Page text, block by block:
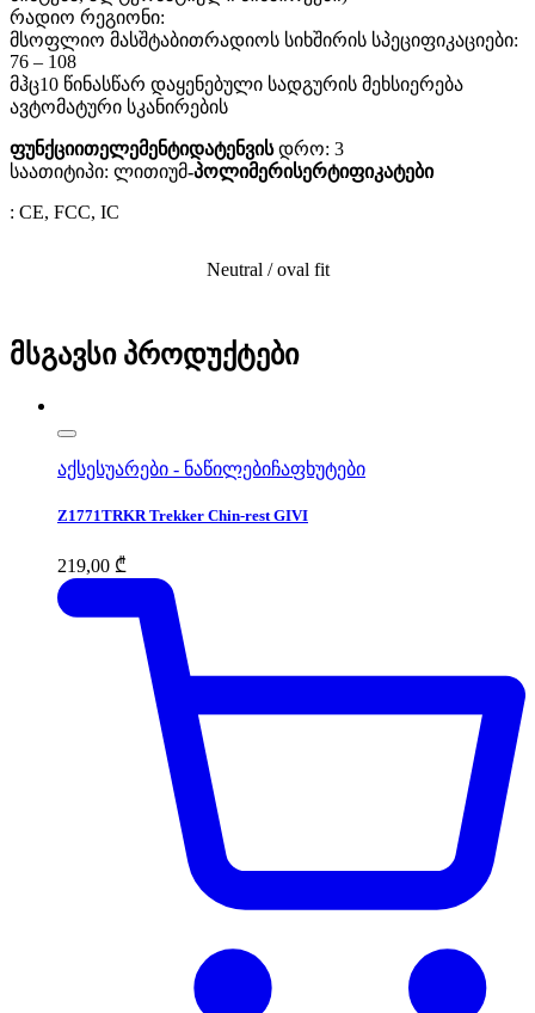
რადიო რეგიონი:
მსოფლიო მასშტაბითრადიოს სიხშირის სპეციფიკაციები:
76 – 108
მჰც10 წინასწარ დაყენებული სადგურის მეხსიერება
ავტომატური სკანირების
ფუნქციითელემენტიდატენვისდრო: 3
საათიტიპი: ლითიუმ-პოლიმერისერტიფიკატები
: CE, FCC, IC
Neutral / oval fit
მსგავსი პროდუქტები
აქსესუარები - ნაწილებიჩაფხუტები
Z1771TRKR Trekker Chin-rest GIVI
219,00 ₾